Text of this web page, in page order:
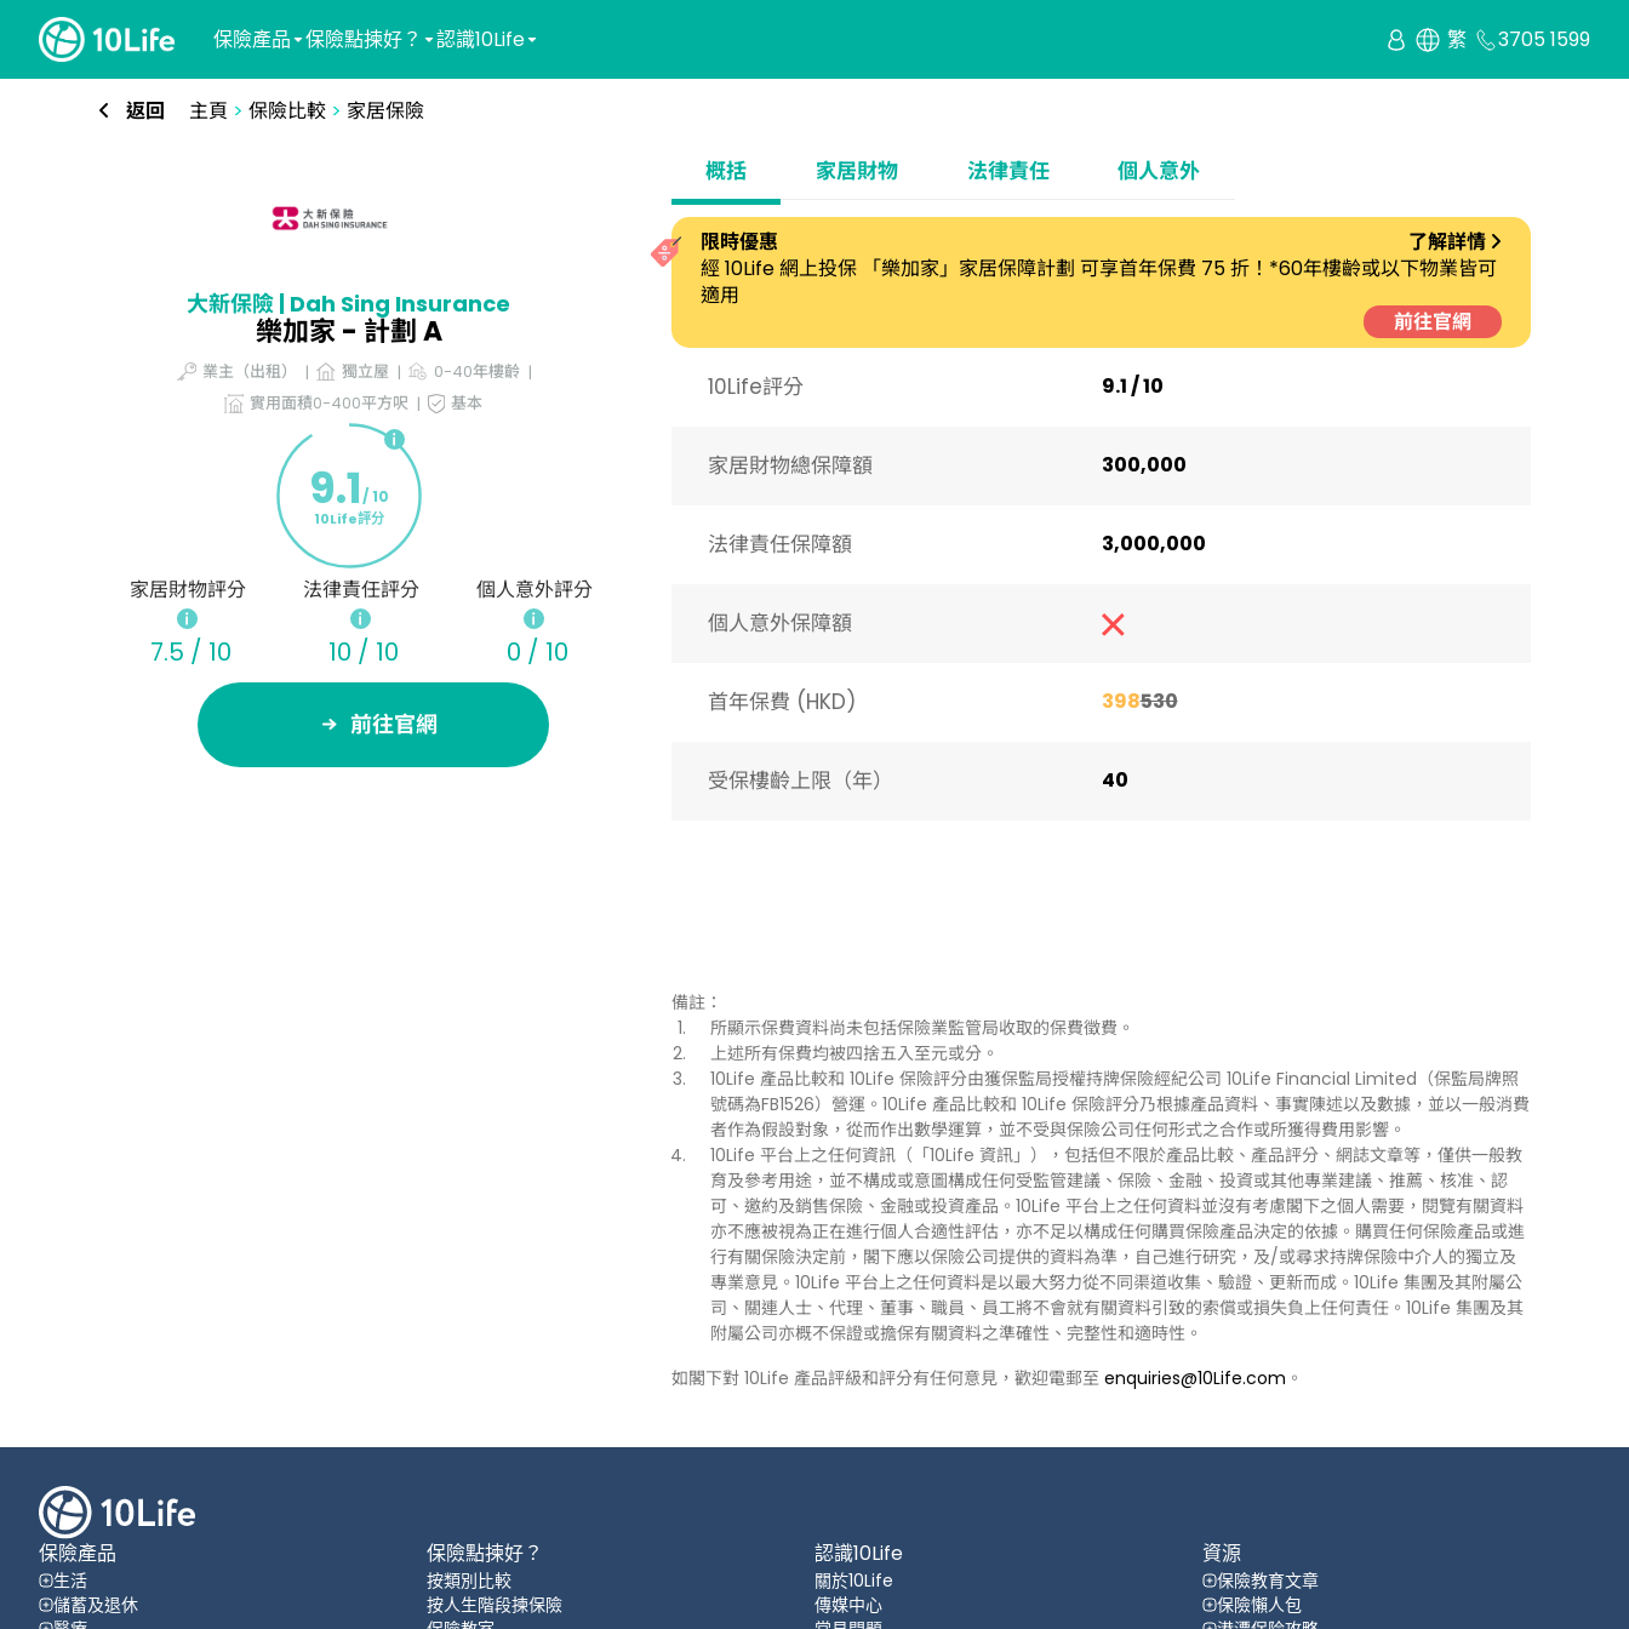
保險產品 保險點揀好？ 認識10Life 繁 3705 1599
返回 主頁 > 保險比較> 家居保險
大新保險 | Dah Sing Insurance
樂加家 - 計劃 A
業主（出租） 獨立屋
0-40年樓齡
實用面積0-400平方呎
基本
9.1/ 10
10Life評分
家居財物評分
7.5 / 10
法律責任評分
10 / 10
個人意外評分
0 / 10
前往官網
概括 家居財物 法律責任 個人意外
限時優惠
了解詳情
經 10Life 網上投保 「樂加家」家居保障計劃 可享首年保費 75 折！*60年樓齡或以下物業皆可
適用
前往官網
10Life評分 9.1 / 10
家居財物總保障額 300,000
法律責任保障額 3,000,000
個人意外保障額
首年保費 (HKD) 398530
受保樓齡上限（年）​ 40
備註：
所顯示保費資料尚未包括保險業監管局收取的保費徵費。
上述所有保費均被四捨五入至元或分。
10Life 產品比較和 10Life 保險評分由獲保監局授權持牌保險經紀公司 10Life Financial Limited（保監局牌照
號碼為FB1526）營運。10Life 產品比較和 10Life 保險評分乃根據產品資料、事實陳述以及數據，並以一般消費
者作為假設對象，從而作出數學運算，並不受與保險公司任何形式之合作或所獲得費用影響。
10Life 平台上之任何資訊（「10Life 資訊」），包括但不限於產品比較、產品評分、網誌文章等，僅供一般教
育及參考用途，並不構成或意圖構成任何受監管建議、保險、金融、投資或其他專業建議、推薦、核准、認
可、邀約及銷售保險、金融或投資產品。10Life 平台上之任何資料並沒有考慮閣下之個人需要，閱覽有關資料
亦不應被視為正在進行個人合適性評估，亦不足以構成任何購買保險產品決定的依據。購買任何保險產品或進
行有關保險決定前，閣下應以保險公司提供的資料為準，自己進行研究，及/或尋求持牌保險中介人的獨立及
專業意見。10Life 平台上之任何資料是以最大努力從不同渠道收集、驗證、更新而成。10Life 集團及其附屬公
司、關連人士、代理、董事、職員、員工將不會就有關資料引致的索償或損失負上任何責任。10Life 集團及其
附屬公司亦概不保證或擔保有關資料之準確性、完整性和適時性。
如閣下對 10Life 產品評級和評分有任何意見，歡迎電郵至 enquiries@10Life.com 。
保險產品
生活
儲蓄及退休
保險點揀好？
按類別比較
按人生階段揀保險
認識10Life
關於10Life
傳媒中心
資源
保險教育文章
保險懶人包